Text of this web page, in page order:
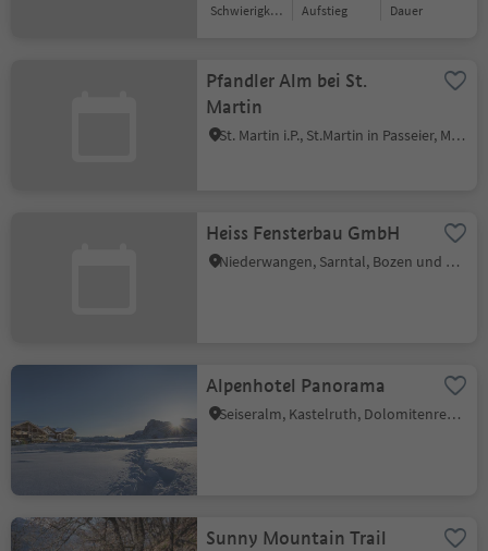
Schwierigkeitsgrad Aufstieg Dauer
Pfandler Alm bei St.
Martin
St. Martin i.P., St.Martin in Passeier, Meran und Umgebung
Heiss Fensterbau GmbH
Niederwangen, Sarntal, Bozen und Umgebung
Alpenhotel Panorama
Seiseralm, Kastelruth, Dolomitenregion Seiser Alm
Sunny Mountain Trail